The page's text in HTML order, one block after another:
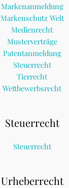
Markenanmeldung
Markenschutz Welt
Medienrecht
Musterverträge
Patentanmeldung
Steuerrecht
Tierrecht
Wettbewerbsrecht
Steuerrecht
Steuerrecht
Urheberrecht